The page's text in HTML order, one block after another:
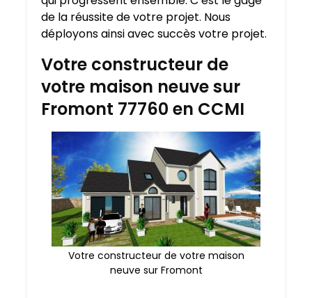
de la réussite de votre projet. Nous
déployons ainsi avec succès votre projet.
Votre constructeur de
votre maison neuve sur
Fromont 77760 en CCMI
Votre constructeur de votre maison
neuve sur Fromont